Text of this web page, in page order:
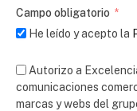
Campo obligatorio
He leído y acepto la
Autorizo a
comunicaciones
marcas y webs del